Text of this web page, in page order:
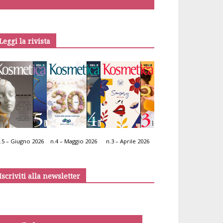
la rivista
– Giugno 2026 n.4 – Maggio 2026 n.3 – Aprile 2026
alla newsletter